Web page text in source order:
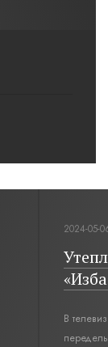
2024-05-
В